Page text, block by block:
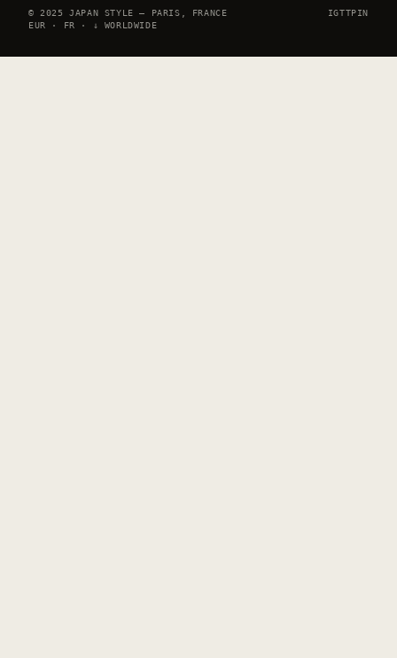
© 2025 JAPAN STYLE — PARIS, FRANCE IGTTPIN
EUR · FR · ↓ WORLDWIDE